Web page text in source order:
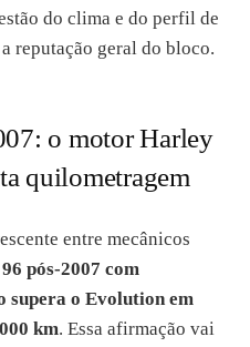
do clima e do perfil de
reputação geral do bloco.
o motor Harley
quilometragem
entre mecânicos
pós-2007 com
supera o Evolution em
km. Essa afirmação vai